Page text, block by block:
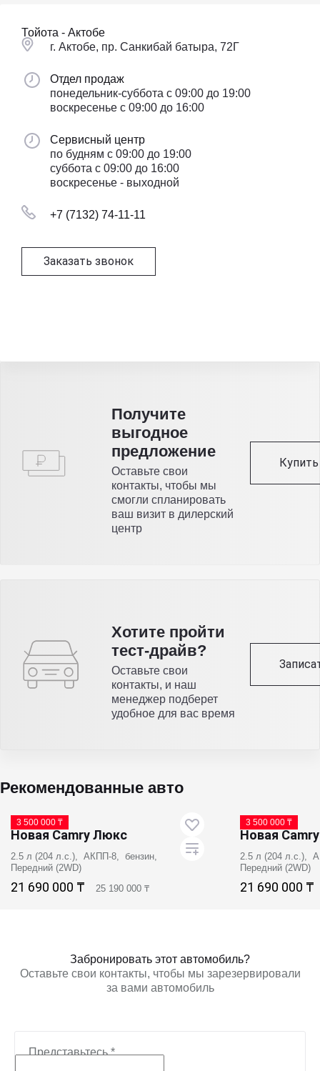
Тойота - Актобе
г. Актобе, пр. Санкибай батыра, 72Г
Отдел продаж
понедельник-суббота с 09:00 до 19:00
воскресенье с 09:00 до 16:00
Сервисный центр
по будням с 09:00 до 19:00
суббота с 09:00 до 16:00
воскресенье - выходной
+7 (7132) 74-11-11
Заказать звонок
Получитe
выгодное
предложение
Оставьте свои
контакты, чтобы мы
смогли спланировать
ваш визит в дилерский
центр
Хотите пройти
тест-драйв?
Оставьте свои
контакты, и наш
менеджер подберет
удобное для вас время
Рекомендованные авто
3 500 000 ₸
В поставке
Новая Camry Люкс
2.5 л (204 л.с.), АКПП-8, бензин,
Передний (2WD)
21 690 000 ₸ 25 190 000 ₸
3 500 000 ₸
В поставке
Новая
2.5 л (204 л.с.),
Передний (2WD)
21 690 000 ₸
Забронировать этот автомобиль?
Оставьте свои контакты, чтобы мы зарезервировали
за вами автомобиль
Представьтесь*